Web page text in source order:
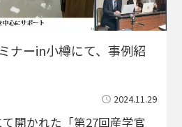
ナーin小樽にて、事例紹
2024.11.29
開かれた「第27回産学官